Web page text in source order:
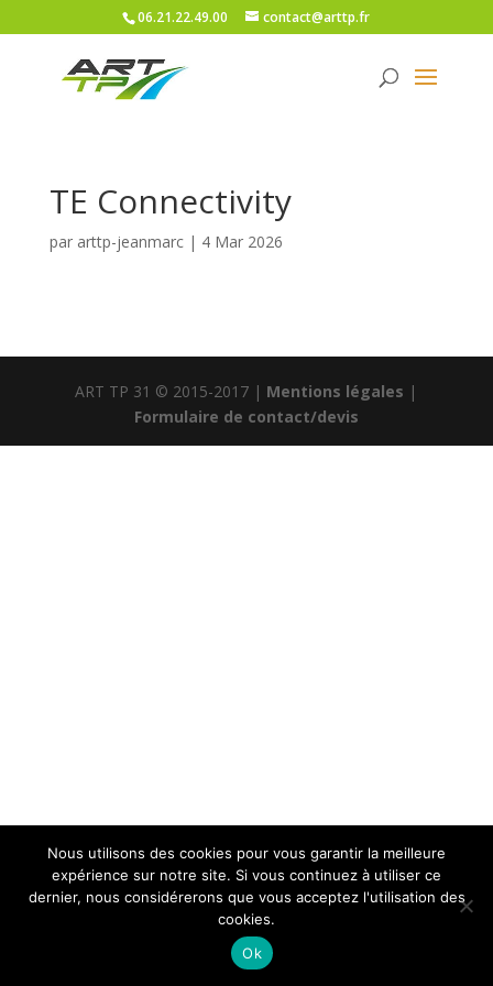
06.21.22.49.00 contact@arttp.fr
TE Connectivity
par arttp-jeanmarc| 4 Mar 2026
ART TP 31 © 2015-2017 | Mentions légales |
Formulaire de contact/devis
Nous utilisons des cookies pour vous garantir la meilleure
expérience sur notre site. Si vous continuez à utiliser ce
dernier, nous considérerons que vous acceptez l'utilisation des
cookies.
Ok